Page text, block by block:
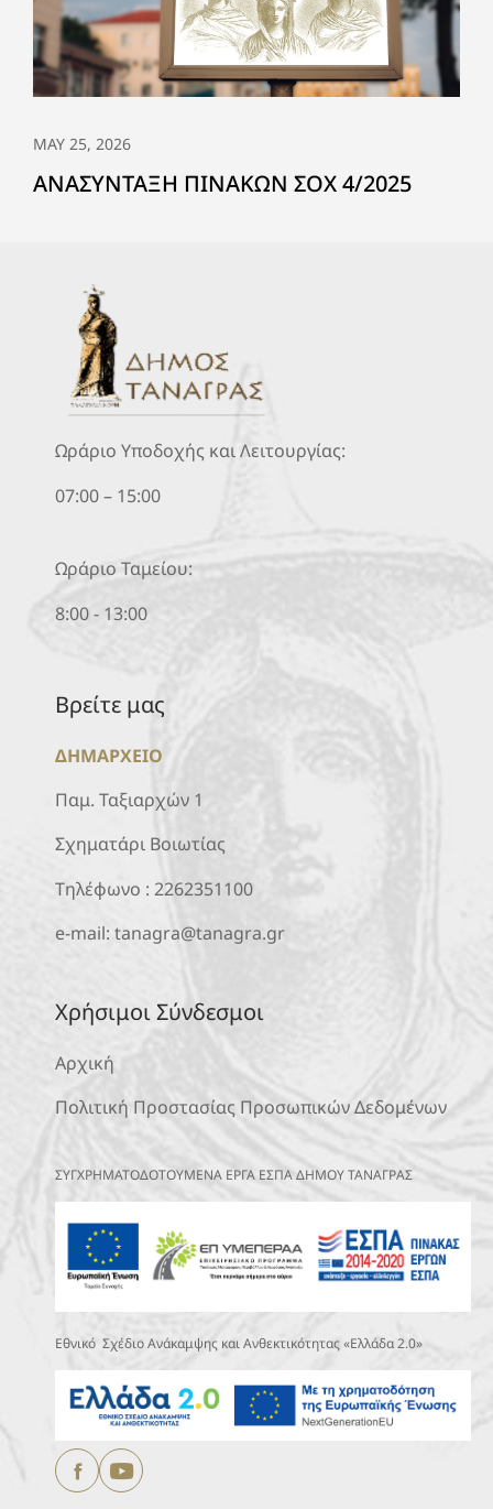
MAY 25, 2026
ΑΝΑΣΥΝΤΑΞΗ ΠΙΝΑΚΩΝ ΣΟΧ 4/2025
Ωράριο Υποδοχής και Λειτουργίας:
07:00 – 15:00
Ωράριο Ταμείου:
8:00 - 13:00
Βρείτε μας
ΔΗΜΑΡΧΕΙΟ
Παμ. Ταξιαρχών 1
Σχηματάρι Βοιωτίας
Τηλέφωνο : 2262351100
e-mail: tanagra@tanagra.gr
Χρήσιμοι Σύνδεσμοι
Αρχική
Πολιτική Προστασίας Προσωπικών Δεδομένων
ΣΥΓΧΡΗΜΑΤΟΔΟΤΟΥΜΕΝΑ ΕΡΓΑ ΕΣΠΑ ΔΗΜΟΥ ΤΑΝΑΓΡΑΣ
Εθνικό Σχέδιο Ανάκαμψης και Ανθεκτικότητας «Ελλάδα 2.0»